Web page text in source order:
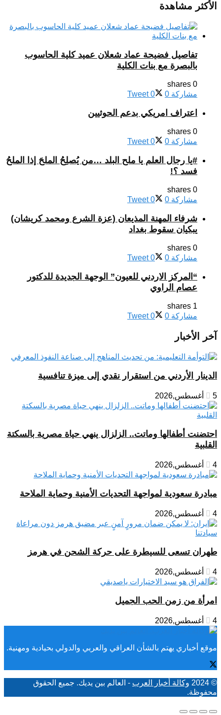
الأكثر مشاهدة
تفاصيل فضيحة عماد شعلان عميد كلية الحاسوب
بالبصرة مع بنات الكلية
0 shares
مشاركة 0
Tweet 0
اعتراف امريكي بدعم الحوثيين
0 shares
مشاركة 0
Tweet 0
#يا رجال العلم يا ملح البلد …من يُصلِحُ الملحَ إذا الملحُ
فسد ؟!
0 shares
مشاركة 0
Tweet 0
شرفاء المهنة المذيعان (عزة الشرع ومحمد كريشان)
يبكيان سقوط بغداد
0 shares
مشاركة 0
Tweet 0
“المركز الاردني للعيون” الوجهة الجديدة للدكتور
عصام الراوي
1 shares
مشاركة 0
Tweet 0
آخر الأخبار
الدينار الأردني من استقرار نقدي إلى ميزة تنافسية
5 أغسطس,2026
احتضنت أطفالها وماتت.. الزلزال ينهي حياة مصرية بالسكتة
القلبية
4 أغسطس,2026
مبادرة سعودية لمواجهة التحديات الأمنية وحماية الملاحة
4 أغسطس,2026
طهران تسعى للسيطرة على حركة الشحن في هرمز
4 أغسطس,2026
امرأة من زمن الحب الجميل
4 أغسطس,2026
موقع أخباري يهتم بالشأن العراقي والعربي والدولي بحيادية ومهنية.
© 2024 وكالة أخبار العرب - العالم بين يديك. جميع الحقوق
محفوظة.